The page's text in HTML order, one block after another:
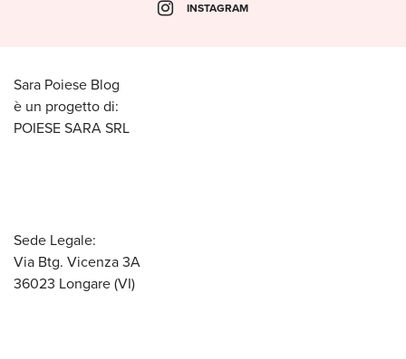
INSTAGRAM
Sara Poiese Blog
è un progetto di:
POIESE SARA SRL
Sede Legale:
Via Btg. Vicenza 3A
36023 Longare (VI)